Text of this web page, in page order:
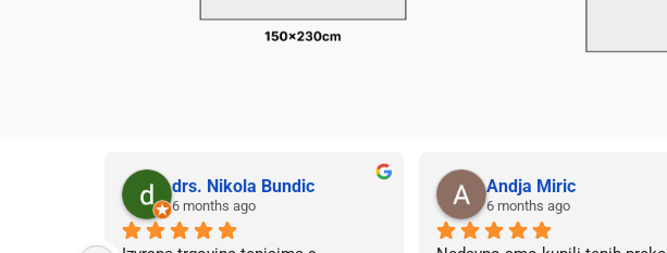
drs. Nikola Bundic
6 months ago
Andja Miric
6 months ago